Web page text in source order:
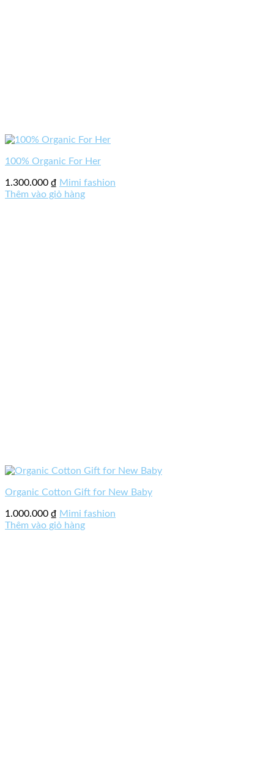
100% Organic For Her
1.300.000 ₫ Mimi fashion
Thêm vào giỏ hàng
Organic Cotton Gift for New Baby
1.000.000 ₫ Mimi fashion
Thêm vào giỏ hàng